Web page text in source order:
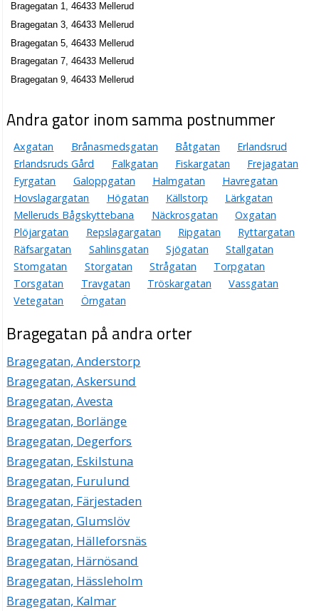
Bragegatan 1, 46433 Mellerud
Bragegatan 3, 46433 Mellerud
Bragegatan 5, 46433 Mellerud
Bragegatan 7, 46433 Mellerud
Bragegatan 9, 46433 Mellerud
Andra gator inom samma postnummer
Axgatan Brånasmedsgatan Båtgatan
Erlandsrud
Erlandsruds Gård
Falkgatan Fiskargatan
Frejagatan
Fyrgatan
Galoppgatan Halmgatan
Havregatan
Hovslagargatan
Högatan Källstorp
Lärkgatan
Melleruds Bågskyttebana
Näckrosgatan
Oxgatan
Plöjargatan
Repslagargatan Ripgatan
Ryttargatan
Räfsargatan
Sahlinsgatan Sjögatan
Stallgatan
Stomgatan
Storgatan Strågatan
Torpgatan
Torsgatan
Travgatan Tröskargatan
Vassgatan
Vetegatan
Örngatan
Bragegatan på andra orter
Bragegatan, Anderstorp
Bragegatan, Askersund
Bragegatan, Avesta
Bragegatan, Borlänge
Bragegatan, Degerfors
Bragegatan, Eskilstuna
Bragegatan, Furulund
Bragegatan, Färjestaden
Bragegatan, Glumslöv
Bragegatan, Hälleforsnäs
Bragegatan, Härnösand
Bragegatan, Hässleholm
Bragegatan, Kalmar